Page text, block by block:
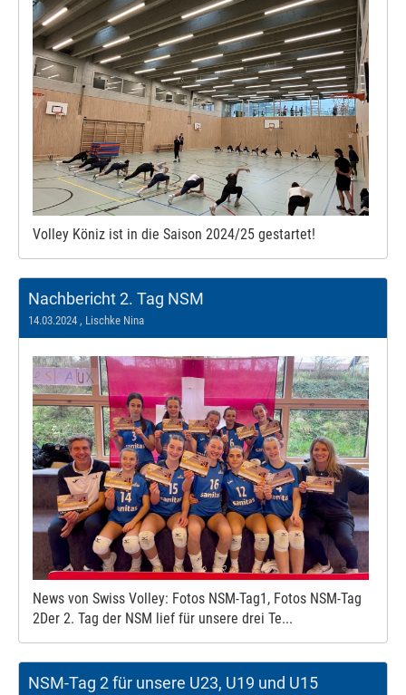
Volley Köniz ist in die Saison 2024/25 gestartet!
Nachbericht 2. Tag NSM
14.03.2024 , Lischke Nina
News von Swiss Volley: Fotos NSM-Tag1, Fotos NSM-Tag
2Der 2. Tag der NSM lief für unsere drei Te...
NSM-Tag 2 für unsere U23, U19 und U15